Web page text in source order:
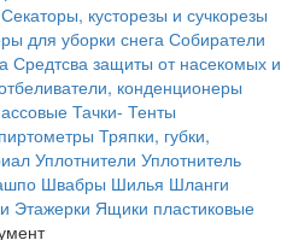
Секаторы, кусторезы и сучкорезы
для уборки снега Собиратели
Средтсва защиты от насекомых и
конденционеры
Тачки- Тенты
Тряпки, губки,
Уплотнители Уплотнитель
Швабры Шилья Шланги
Этажерки Ящики пластиковые